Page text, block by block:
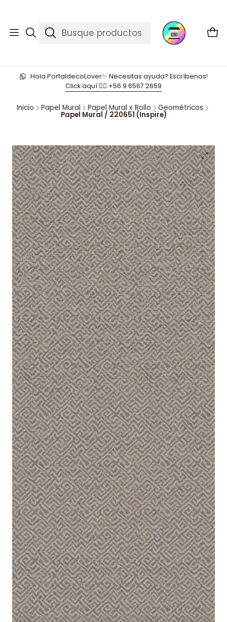
Hola PortaldecoLover✨ Necesitas ayuda? Escríbenos!
Click aquí 👉🏼 +56 9 6567 2659
Inicio Papel Mural Papel Mural x Rollo Geométricos
Papel Mural / 220651 (Inspire)